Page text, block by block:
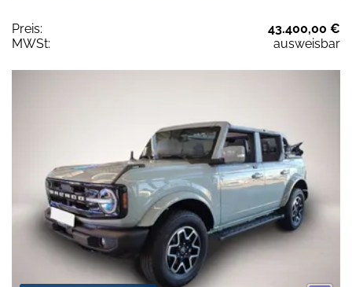
Preis:
43.400,00 €
MWSt:
ausweisbar